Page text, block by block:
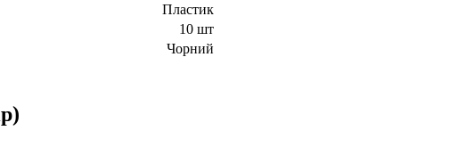
Пластик
10 шт
Чорний